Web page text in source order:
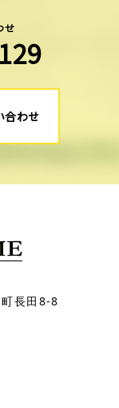
せ
合わせ
長田8-8